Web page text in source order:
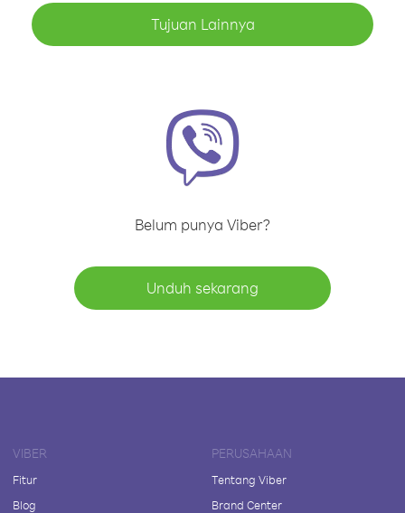
Tujuan Lainnya
Belum punya Viber?
Unduh sekarang
VIBER
Fitur
Blog
PERUSAHAAN
Tentang Viber
Brand Center